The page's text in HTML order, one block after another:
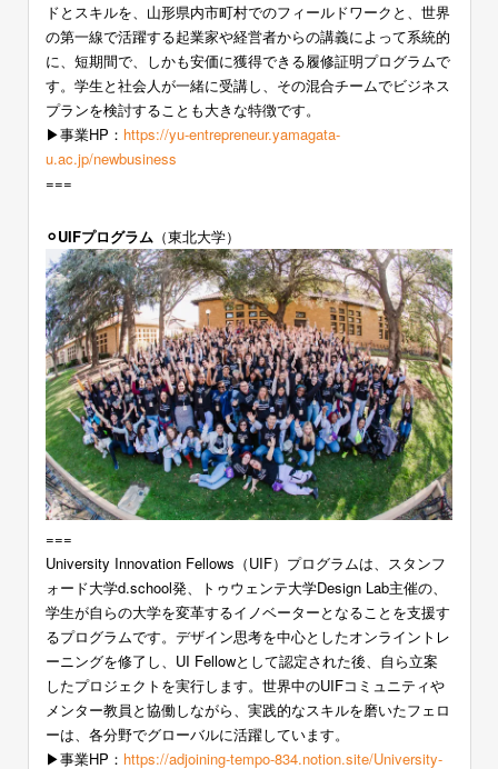
ドとスキルを、山形県内市町村でのフィールドワークと、世界
の第一線で活躍する起業家や経営者からの講義によって系統的
に、短期間で、しかも安価に獲得できる履修証明プログラムで
す。学生と社会人が一緒に受講し、その混合チームでビジネス
プランを検討することも大きな特徴です。
▶︎事業HP： https://yu-entrepreneur.yamagata-
u.ac.jp/newbusiness
===
⚪︎UIFプログラム （東北大学）
===
University Innovation Fellows（UIF）プログラムは、スタンフ
ォード大学d.school発、トゥウェンテ大学Design Lab主催の、
学生が自らの大学を変革するイノベーターとなることを支援す
るプログラムです。デザイン思考を中心としたオンライントレ
ーニングを修了し、UI Fellowとして認定された後、自ら立案
したプロジェクトを実行します。世界中のUIFコミュニティや
メンター教員と協働しながら、実践的なスキルを磨いたフェロ
ーは、各分野でグローバルに活躍しています。
▶︎事業HP： https://adjoining-tempo-834.notion.site/University-